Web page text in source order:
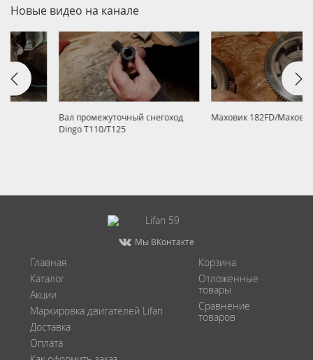
Новые видео на канале
Вал промежуточный снегоход
Dingo T110/T125
Маховик 182FD/Маховик 192FD
Мы ВКонтакте
Главная
Каталог
Акции
Маркировка двигателей Lifan
Доставка
Оплата
Корзина
Отложенные
товары
Сравнение
товаров